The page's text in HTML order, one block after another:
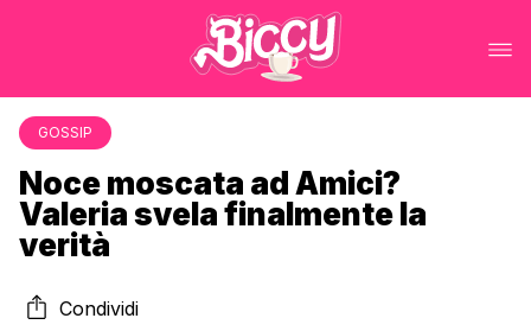
GOSSIP
Noce moscata ad Amici?
Valeria svela finalmente la
verità
Condividi